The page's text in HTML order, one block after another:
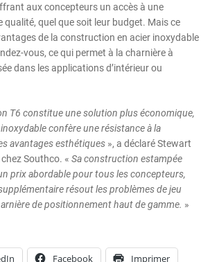
aux concepteurs un accès à une
qualité, quel que soit leur budget. Mais ce
de la construction en acier inoxydable
vous, ce qui permet à la charnière à
dans les applications d’intérieur ou
T6 constitue une solution plus économique,
confère une résistance à la
avantages esthétiques », a déclaré Stewart
Southco. « Sa construction estampée
prix abordable pour tous les concepteurs,
résout les problèmes de jeu
de positionnement haut de gamme. »
Facebook Imprimer